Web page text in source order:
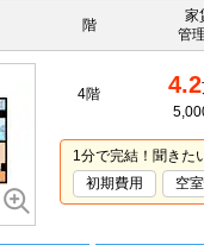
階
家
管
4階 4.2
1分で完結！聞きた
初期費用
空